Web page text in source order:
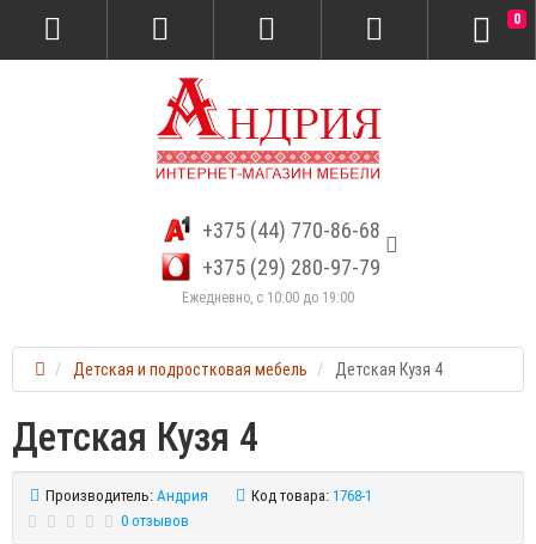
+375 (44) 770-86-68
+375 (29) 280-97-79
Ежедневно, с 10:00 до 19:00
0
Детская и подростковая мебель Детская Кузя 4
Детская Кузя 4
Производитель: Андрия Код товара: 1768-1
0 отзывов